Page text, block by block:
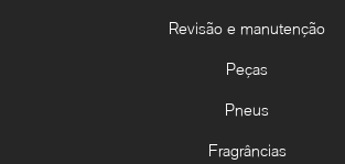
Revisão e manutenção
Peças
Pneus
Fragrâncias